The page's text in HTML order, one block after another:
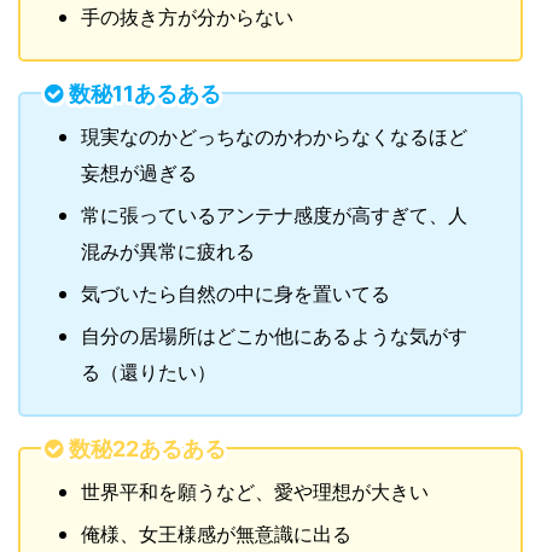
手の抜き方が分からない
数秘11あるある
現実なのかどっちなのかわからなくなるほど
妄想が過ぎる
常に張っているアンテナ感度が高すぎて、人
混みが異常に疲れる
気づいたら自然の中に身を置いてる
自分の居場所はどこか他にあるような気がす
る（還りたい）
数秘22あるある
世界平和を願うなど、愛や理想が大きい
俺様、女王様感が無意識に出る